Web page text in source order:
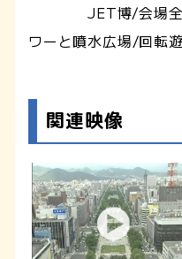
JET博/会場
ワーと噴水広場/回転
関連映像